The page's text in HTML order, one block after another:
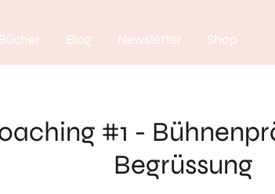
Bücher Blog Newsletter Shop
#1 -
Begrüssung